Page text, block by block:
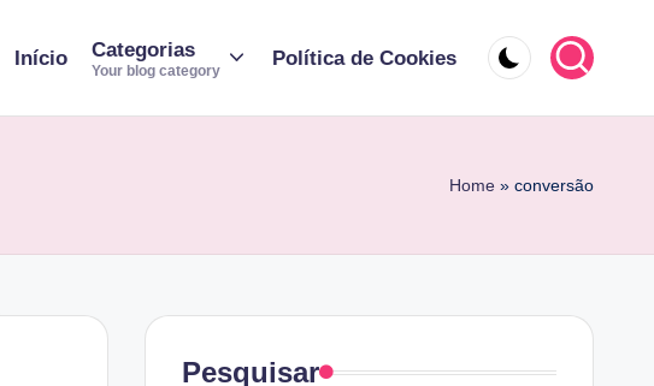
Início Categorias
Your blog category
Política de Cookies
Home » conversão
Pesquisar